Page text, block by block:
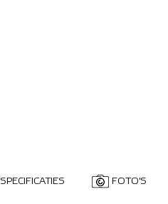
SPECIFICATIES FOTO'S